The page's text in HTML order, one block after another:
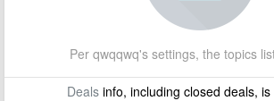
Per qwqqwq's settings, the topics
Dealsinfo, including closed deals, is